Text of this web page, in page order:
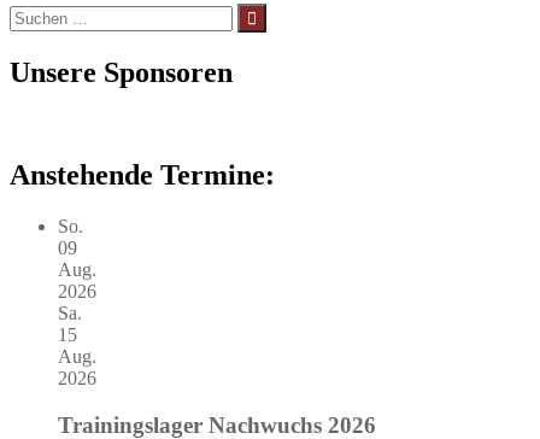
Suchen
nach:
Unsere Sponsoren
Anstehende Termine:
So.
09
Aug.
2026
Sa.
15
Aug.
2026
Trainingslager Nachwuchs 2026